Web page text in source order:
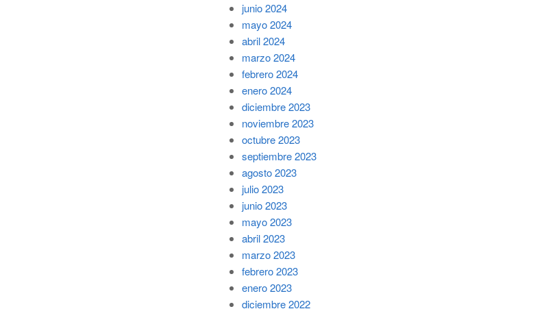
junio 2024
mayo 2024
abril 2024
marzo 2024
febrero 2024
enero 2024
diciembre 2023
noviembre 2023
octubre 2023
septiembre 2023
agosto 2023
julio 2023
junio 2023
mayo 2023
abril 2023
marzo 2023
febrero 2023
enero 2023
diciembre 2022